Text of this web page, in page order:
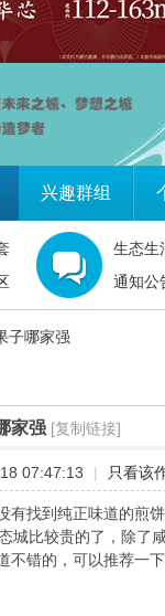
兴趣群组
生态生
通知公
子哪家强
家强 [复制链接]
07:47:13 | 只看该
有找到纯正味道的煎
城比较贵的了，除了
不错的，可以推荐一